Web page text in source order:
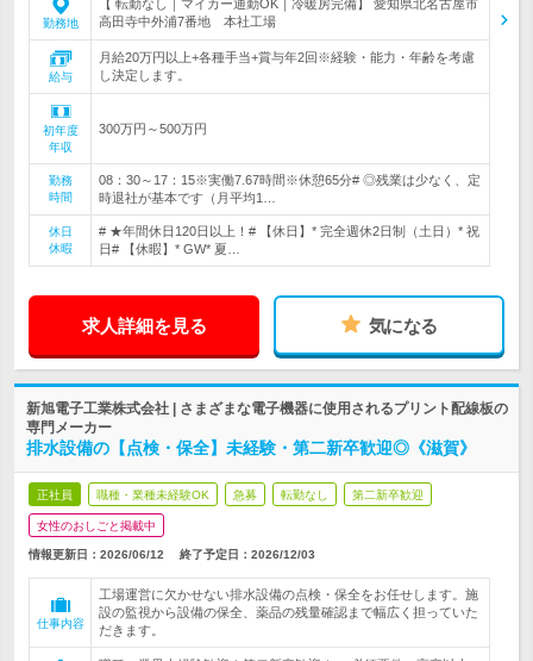
勤務地
【 転勤なし｜マイカー通勤OK｜冷暖房完備】 愛知県北名古屋市
高田寺中外浦7番地 本社工場
給与
月給20万円以上+各種手当+賞与年2回※経験・能力・年齢を考慮
し決定します。
初年度
年収
300万円～500万円
勤務
時間
08：30～17：15※実働7.67時間※休憩65分# ◎残業は少なく、定
時退社が基本です（月平均1…
休日
休暇
# ★年間休日120日以上！# 【休日】* 完全週休2日制（土日）* 祝
日# 【休暇】* GW* 夏…
求人詳細を見る 気になる
新旭電子工業株式会社 | さまざまな電子機器に使用されるプリント配線板の
専門メーカー
排水設備の【点検・保全】未経験・第二新卒歓迎◎《滋賀》
正社員 職種・業種未経験OK 急募 転勤なし 第二新卒歓迎
女性のおしごと掲載中
情報更新日：2026/06/12 終了予定日： 2026/12/03
仕事内容
工場運営に欠かせない排水設備の点検・保全をお任せします。施
設の監視から設備の保全、薬品の残量確認まで幅広く担っていた
だきます。